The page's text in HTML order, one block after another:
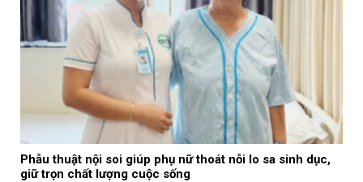
Phẫu thuật nội soi giúp phụ nữ thoát nỗi lo sa sinh dục,
giữ trọn chất lượng cuộc sống